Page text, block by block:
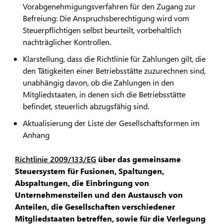
Vorabgenehmigungsverfahren für den Zugang zur
Befreiung: Die Anspruchsberechtigung wird vom
Steuerpflichtigen selbst beurteilt, vorbehaltlich
nachträglicher Kontrollen.
Klarstellung, dass die Richtlinie für Zahlungen gilt, die
den Tätigkeiten einer Betriebsstätte zuzurechnen sind,
unabhängig davon, ob die Zahlungen in den
Mitgliedstaaten, in denen sich die Betriebsstätte
befindet, steuerlich abzugsfähig sind.
Aktualisierung der Liste der Gesellschaftsformen im
Anhang
Richtlinie 2009/133/EG über das gemeinsame
Steuersystem für Fusionen, Spaltungen,
Abspaltungen, die Einbringung von
Unternehmensteilen und den Austausch von
Anteilen, die Gesellschaften verschiedener
Mitgliedstaaten betreffen, sowie für die Verlegung